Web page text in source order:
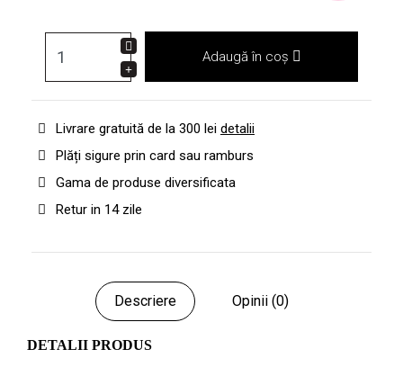
Adaugă în coș
Livrare gratuită de la 300 lei detalii
Plăți sigure prin card sau ramburs
Gama de produse diversificata
Retur in 14 zile
Descriere Opinii (0)
DETALII PRODUS